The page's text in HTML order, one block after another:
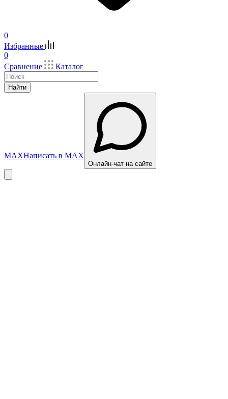
0
Избранные
0
Сравнение
Каталог
Найти
MAXНаписать в MAX
Онлайн-чат на сайте